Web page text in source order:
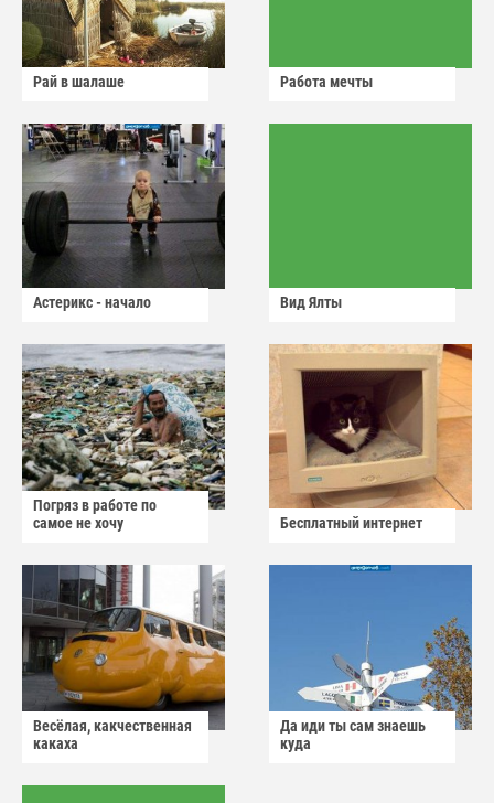
Рай в шалаше Работа мечты
Астерикс - начало Вид Ялты
Погряз в работе по
самое не хочу
Бесплатный интернет
Весёлая, какчественная
какаха
Да иди ты сам знаешь
куда